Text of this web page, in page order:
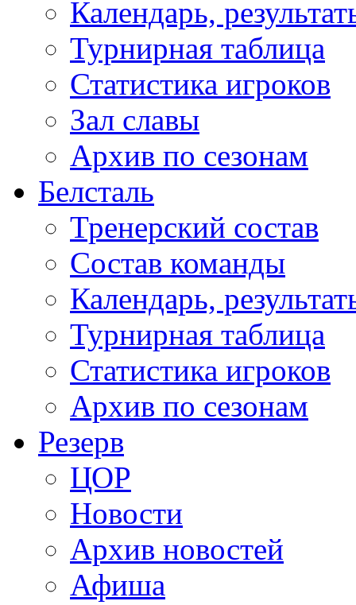
Календарь,
Турнирная таблица
Статистика игроков
Зал славы
Архив по сезонам
Белсталь
Тренерский состав
Состав команды
Календарь,
Турнирная таблица
Статистика игроков
Архив по сезонам
Резерв
ЦОР
Новости
Архив новостей
Афиша